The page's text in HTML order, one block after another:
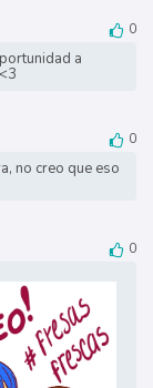
0
a
0
no creo que eso
0